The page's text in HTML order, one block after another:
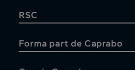
RSC
Forma part de Caprabo